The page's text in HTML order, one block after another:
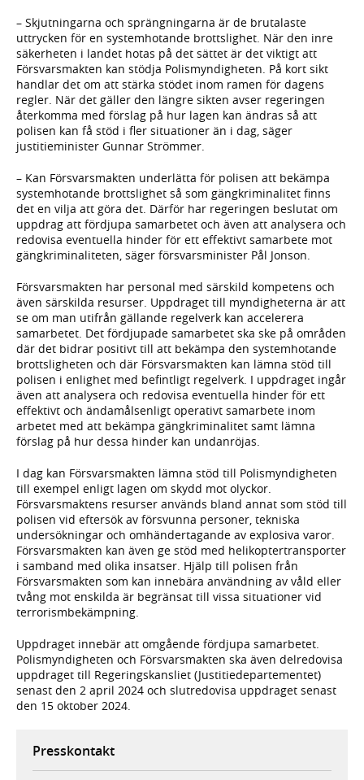
– Skjutningarna och sprängningarna är de brutalaste
uttrycken för en systemhotande brottslighet. När den inre
säkerheten i landet hotas på det sättet är det viktigt att
Försvarsmakten kan stödja Polismyndigheten. På kort sikt
handlar det om att stärka stödet inom ramen för dagens
regler. När det gäller den längre sikten avser regeringen
återkomma med förslag på hur lagen kan ändras så att
polisen kan få stöd i fler situationer än i dag, säger
justitieminister Gunnar Strömmer.
– Kan Försvarsmakten underlätta för polisen att bekämpa
systemhotande brottslighet så som gängkriminalitet finns
det en vilja att göra det. Därför har regeringen beslutat om
uppdrag att fördjupa samarbetet och även att analysera och
redovisa eventuella hinder för ett effektivt samarbete mot
gängkriminaliteten, säger försvarsminister Pål Jonson.
Försvarsmakten har personal med särskild kompetens och
även särskilda resurser. Uppdraget till myndigheterna är att
se om man utifrån gällande regelverk kan accelerera
samarbetet. Det fördjupade samarbetet ska ske på områden
där det bidrar positivt till att bekämpa den systemhotande
brottsligheten och där Försvarsmakten kan lämna stöd till
polisen i enlighet med befintligt regelverk. I uppdraget ingår
även att analysera och redovisa eventuella hinder för ett
effektivt och ändamålsenligt operativt samarbete inom
arbetet med att bekämpa gängkriminalitet samt lämna
förslag på hur dessa hinder kan undanröjas.
I dag kan Försvarsmakten lämna stöd till Polismyndigheten
till exempel enligt lagen om skydd mot olyckor.
Försvarsmaktens resurser används bland annat som stöd till
polisen vid eftersök av försvunna personer, tekniska
undersökningar och omhändertagande av explosiva varor.
Försvarsmakten kan även ge stöd med helikoptertransporter
i samband med olika insatser. Hjälp till polisen från
Försvarsmakten som kan innebära användning av våld eller
tvång mot enskilda är begränsat till vissa situationer vid
terrorismbekämpning.
Uppdraget innebär att omgående fördjupa samarbetet.
Polismyndigheten och Försvarsmakten ska även delredovisa
uppdraget till Regeringskansliet (Justitiedepartementet)
senast den 2 april 2024 och slutredovisa uppdraget senast
den 15 oktober 2024.
Presskontakt